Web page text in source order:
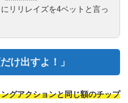
リリレイズを4ベットと言っ
け出すよ！」
グアクションと同じ額のチップ